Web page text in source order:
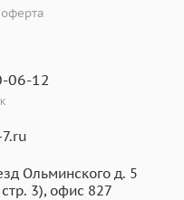
нагретых
с
цветной
позволяет
отражателей,
и упростить
06-12
Ольминского д. 5
3), офис 827